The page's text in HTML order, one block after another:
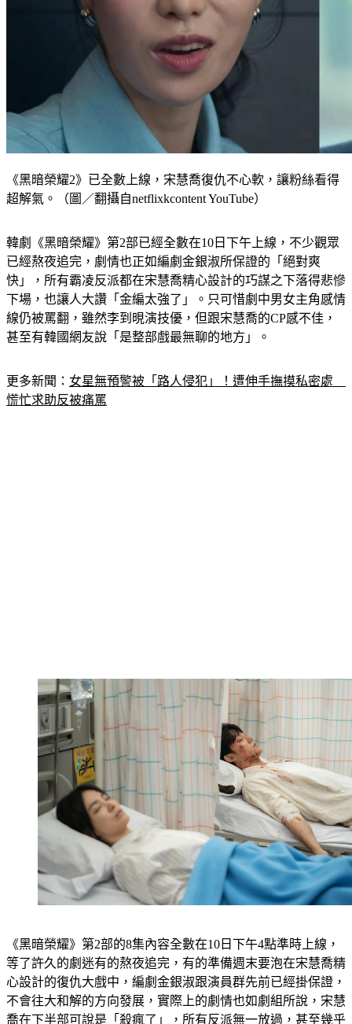
《黑暗榮耀2》已全數上線，宋慧喬復仇不心軟，讓粉絲看得
超解氣。（圖／翻攝自netflixkcontent YouTube）
韓劇《黑暗榮耀》第2部已經全數在10日下午上線，不少觀眾
已經熬夜追完，劇情也正如編劇金銀淑所保證的「絕對爽
快」，所有霸凌反派都在宋慧喬精心設計的巧謀之下落得悲慘
下場，也讓人大讚「金編太強了」。只可惜劇中男女主角感情
線仍被罵翻，雖然李到晛演技優，但跟宋慧喬的CP感不佳，
甚至有韓國網友說「是整部戲最無聊的地方」。
更多新聞： 女星無預警被「路人侵犯」！遭伸手撫摸私密處
慌忙求助反被痛罵
《黑暗榮耀》第2部的8集內容全數在10日下午4點準時上線，
等了許久的劇迷有的熬夜追完，有的準備週末要泡在宋慧喬精
心設計的復仇大戲中，編劇金銀淑跟演員群先前已經掛保證，
不會往大和解的方向發展，實際上的劇情也如劇組所說，宋慧
喬在下半部可說是「殺瘋了」，所有反派無一放過，甚至幾乎